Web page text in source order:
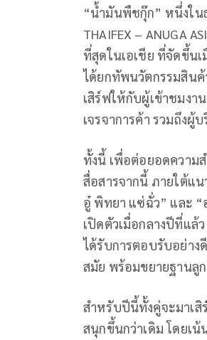
“น้ำมันพืชกุ๊ก” หนึ่งใน
THAIFEX – ANUGA
ที่สุดในเอเชีย ที่จัดขึ้น
ได้ยกทัพนวัตกรรมสิน
เสิร์ฟให้กับผู้เข้าชมงา
เจรจาการค้า รวมถึง
ทั้งนี้ เพื่อต่อยอดความส
สื่อสารจากนี้ ภายใต้แ
อู๋ พิทยา แซ่ฉั่ว” และ
เปิดตัวเมื่อกลางปีที่แล้
ได้รับการตอบรับอย่า
สมัย พร้อมขยายฐานลู
สำหรับปีนี้ทั้งคู่จะมาเ
สนุกขึ้นกว่าเดิม โดยเ